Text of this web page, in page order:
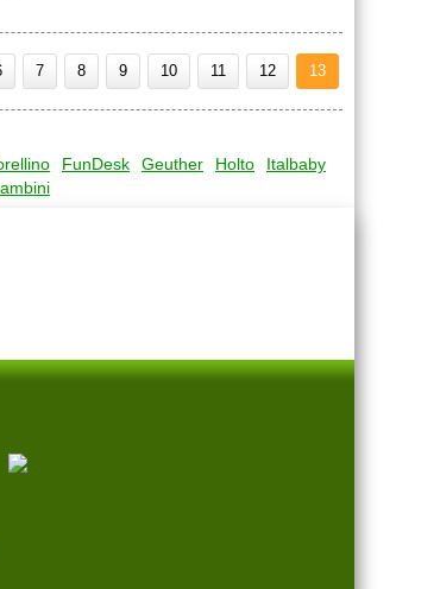
7 8 9 10 11 12 13
FunDesk Geuther Holto
Italbaby